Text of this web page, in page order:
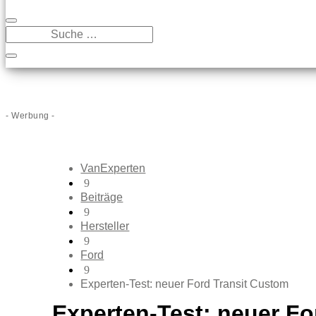
- Werbung -
VanExperten
9
Beiträge
9
Hersteller
9
Ford
9
Experten-Test: neuer Ford Transit Custom